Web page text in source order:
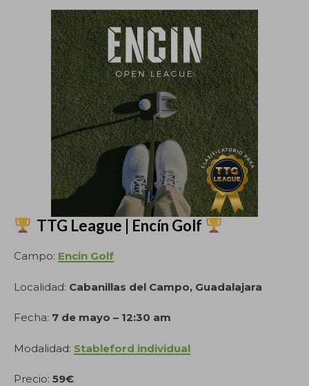
TTG League | Encín Golf
Campo: Encin Golf
Localidad: Cabanillas del Campo, Guadalajara
Fecha: 7 de mayo – 12:30 am
Modalidad: Stableford individual
Precio: 59€